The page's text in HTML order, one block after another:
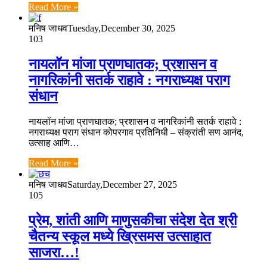
Read More »
मनिष जाधवTuesday,December 30, 2025
103
नायलॉन मांजा प्राणघातक; प्रशासन व
नागरिकांनी सतर्क राहावे : नगराध्यक्ष पराग
संधान
नायलॉन मांजा प्राणघातक; प्रशासन व नागरिकांनी सतर्क राहावे :
नगराध्यक्ष पराग संधान कोपरगाव प्रतिनिधी – संक्रांती सण आनंद,
उत्साह आणि…
Read More »
मनिष जाधवSaturday,December 27, 2025
105
प्रेम, शांती आणि माणुसकीचा संदेश देत श्री
चैतन्य स्कूल मध्ये ख्रिसमस उत्साहात
साजरा…!